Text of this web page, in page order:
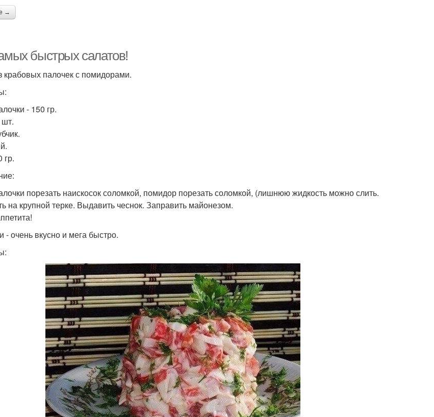
→
быстрых салатов!
крабовых палочек с помидорами.
- 150 гр.
гр.
порезать наискосок соломкой, помидор порезать соломкой, (лишнюю жидкость можно слить.
на крупной терке. Выдавить чеснок. Заправить майонезом.
- очень вкусно и мега быстро.